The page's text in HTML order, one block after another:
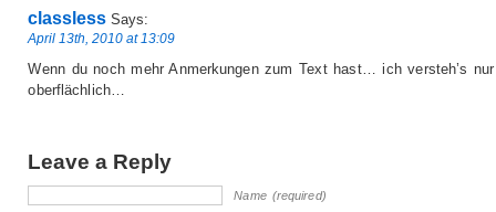
classless Says:
April 13th, 2010 at 13:09
Wenn du noch mehr Anmerkungen zum Text hast… ich versteh’s
oberflächlich…
Leave a Reply
Name (required)